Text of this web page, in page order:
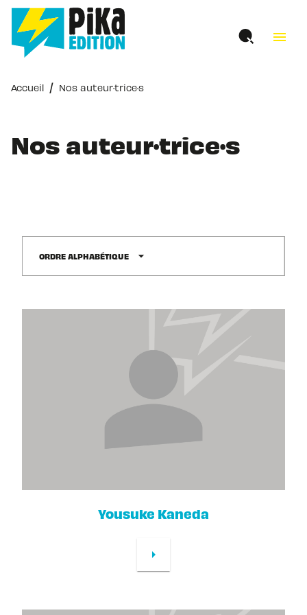
MENU RECHERCHE
PIED DE PAGE
menu
Accueil / Nos auteur·trice·s
Nos auteur·trice·s
ORDRE ALPHABÉTIQUE arrow_drop_down
Yousuke Kaneda
arrow_right